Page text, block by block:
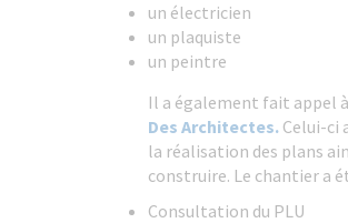
un électricien
un plaquiste
un peintre
Il a également fait appel
Des Architectes. Celui-ci
la réalisation des plans
construire. Le chantier a
Consultation du PLU